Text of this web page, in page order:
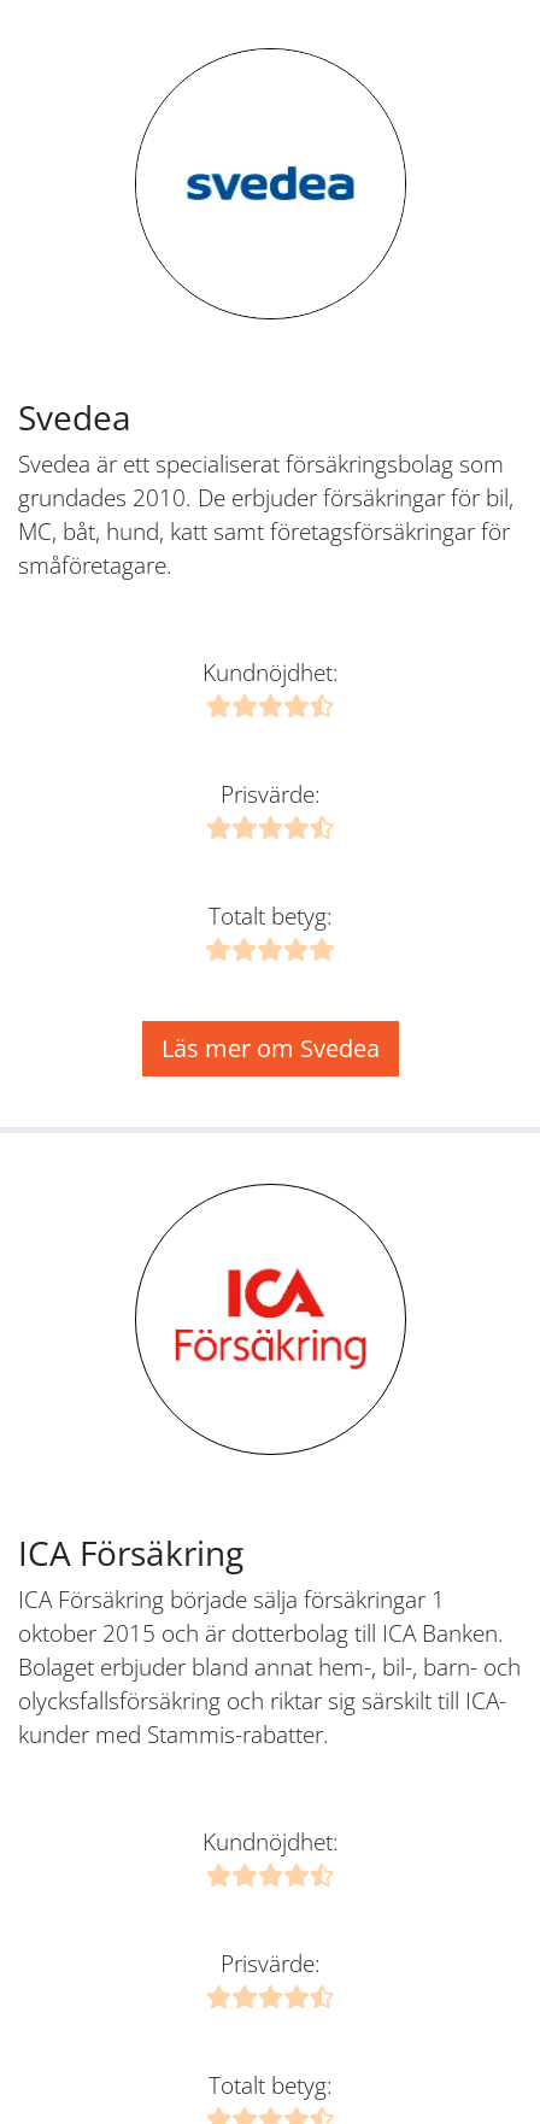
Svedea
Svedea är ett specialiserat försäkringsbolag som
grundades 2010. De erbjuder försäkringar för bil,
MC, båt, hund, katt samt företagsförsäkringar för
småföretagare.
Kundnöjdhet:
Prisvärde:
Totalt betyg:
Läs mer om Svedea
ICA Försäkring
ICA Försäkring började sälja försäkringar 1
oktober 2015 och är dotterbolag till ICA Banken.
Bolaget erbjuder bland annat hem-, bil-, barn- och
olycksfallsförsäkring och riktar sig särskilt till ICA-
kunder med Stammis-rabatter.
Kundnöjdhet:
Prisvärde:
Totalt betyg: